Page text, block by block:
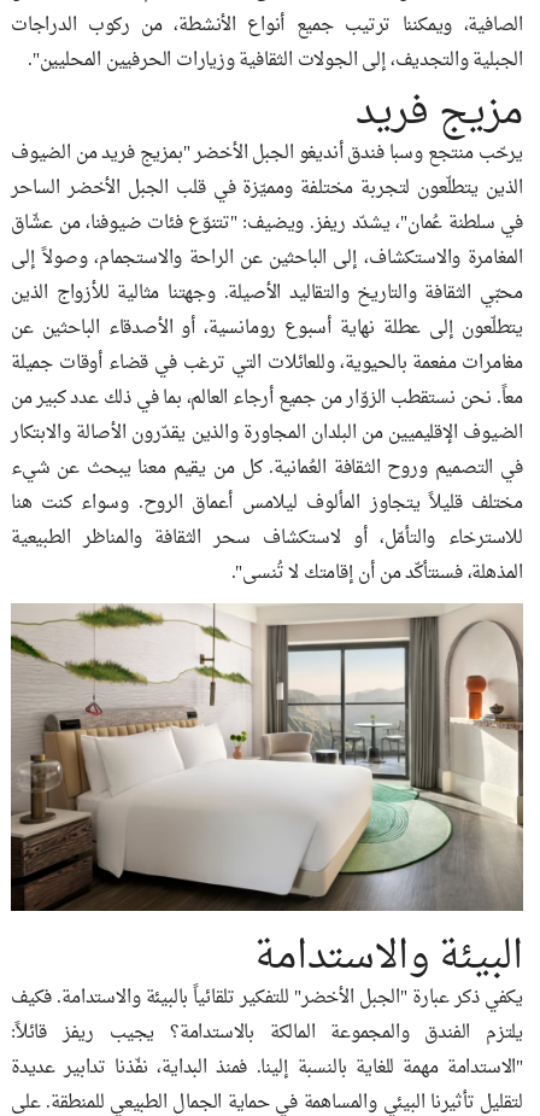
الصافية، ويمكننا ترتيب جميع أنواع الأنشطة، من ركوب الدراجات
الجبلية والتجديف، إلى الجولات الثقافية وزيارات الحرفيين المحليين".
مزيج فريد
يرحّب منتجع وسبا فندق أنديغو الجبل الأخضر "بمزيج فريد من الضيوف
الذين يتطلّعون لتجربة مختلفة ومميّزة في قلب الجبل الأخضر الساحر
في سلطنة عُمان"، يشدّد ريفز. ويضيف: "تتنوّع فئات ضيوفنا، من عشّاق
المغامرة والاستكشاف، إلى الباحثين عن الراحة والاستجمام، وصولاً إلى
محبّي الثقافة والتاريخ والتقاليد الأصيلة. وجهتنا مثالية للأزواج الذين
يتطلّعون إلى عطلة نهاية أسبوع رومانسية، أو الأصدقاء الباحثين عن
مغامرات مفعمة بالحيوية، وللعائلات التي ترغب في قضاء أوقات جميلة
معاً. نحن نستقطب الزوّار من جميع أرجاء العالم، بما في ذلك عدد كبير من
الضيوف الإقليميين من البلدان المجاورة والذين يقدّرون الأصالة والابتكار
في التصميم وروح الثقافة العُمانية. كل من يقيم معنا يبحث عن شيء
مختلف قليلاً يتجاوز المألوف ليلامس أعماق الروح. وسواء كنت هنا
للاسترخاء والتأمّل، أو لاستكشاف سحر الثقافة والمناظر الطبيعية
المذهلة، فسنتأكّد من أن إقامتك لا تُنسى".
البيئة والاستدامة
يكفي ذكر عبارة "الجبل الأخضر" للتفكير تلقائياً بالبيئة والاستدامة. فكيف
يلتزم الفندق والمجموعة المالكة بالاستدامة؟ يجيب ريفز قائلاً:
"الاستدامة مهمة للغاية بالنسبة إلينا. فمنذ البداية، نفّذنا تدابير عديدة
لتقليل تأثيرنا البيئي والمساهمة في حماية الجمال الطبيعي للمنطقة. على